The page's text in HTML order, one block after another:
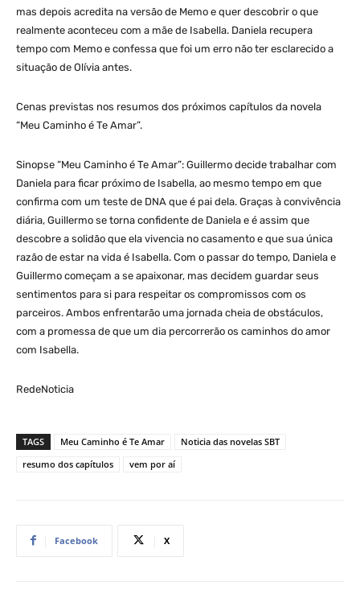
mas depois acredita na versão de Memo e quer descobrir o que
realmente aconteceu com a mãe de Isabella. Daniela recupera
tempo com Memo e confessa que foi um erro não ter esclarecido a
situação de Olívia antes.
Cenas previstas nos resumos dos próximos capítulos da novela
“Meu Caminho é Te Amar”.
Sinopse “Meu Caminho é Te Amar”: Guillermo decide trabalhar com
Daniela para ficar próximo de Isabella, ao mesmo tempo em que
confirma com um teste de DNA que é pai dela. Graças à convivência
diária, Guillermo se torna confidente de Daniela e é assim que
descobre a solidão que ela vivencia no casamento e que sua única
razão de estar na vida é Isabella. Com o passar do tempo, Daniela e
Guillermo começam a se apaixonar, mas decidem guardar seus
sentimentos para si para respeitar os compromissos com os
parceiros. Ambos enfrentarão uma jornada cheia de obstáculos,
com a promessa de que um dia percorrerão os caminhos do amor
com Isabella.
RedeNoticia
TAGS Meu Caminho é Te Amar
Noticia das novelas SBT
resumo dos capítulos
vem por aí
Facebook X